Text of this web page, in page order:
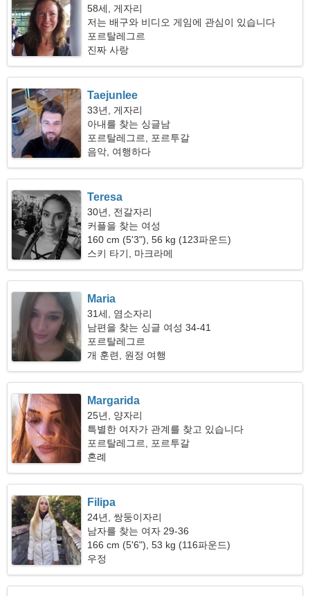
58세, 게자리
저는 배구와 비디오 게임에 관심이 있습니다
포르탈레그르
진짜 사랑
Taejunlee
33년, 게자리
아내를 찾는 싱글남
포르탈레그르, 포르투갈
음악, 여행하다
Teresa
30년, 전갈자리
커플을 찾는 여성
160 cm (5'3"), 56 kg (123파운드)
스키 타기, 마크라메
Maria
31세, 염소자리
남편을 찾는 싱글 여성 34-41
포르탈레그르
개 훈련, 원정 여행
Margarida
25년, 양자리
특별한 여자가 관계를 찾고 있습니다
포르탈레그르, 포르투갈
혼례
Filipa
24년, 쌍둥이자리
남자를 찾는 여자 29-36
166 cm (5'6"), 53 kg (116파운드)
우정